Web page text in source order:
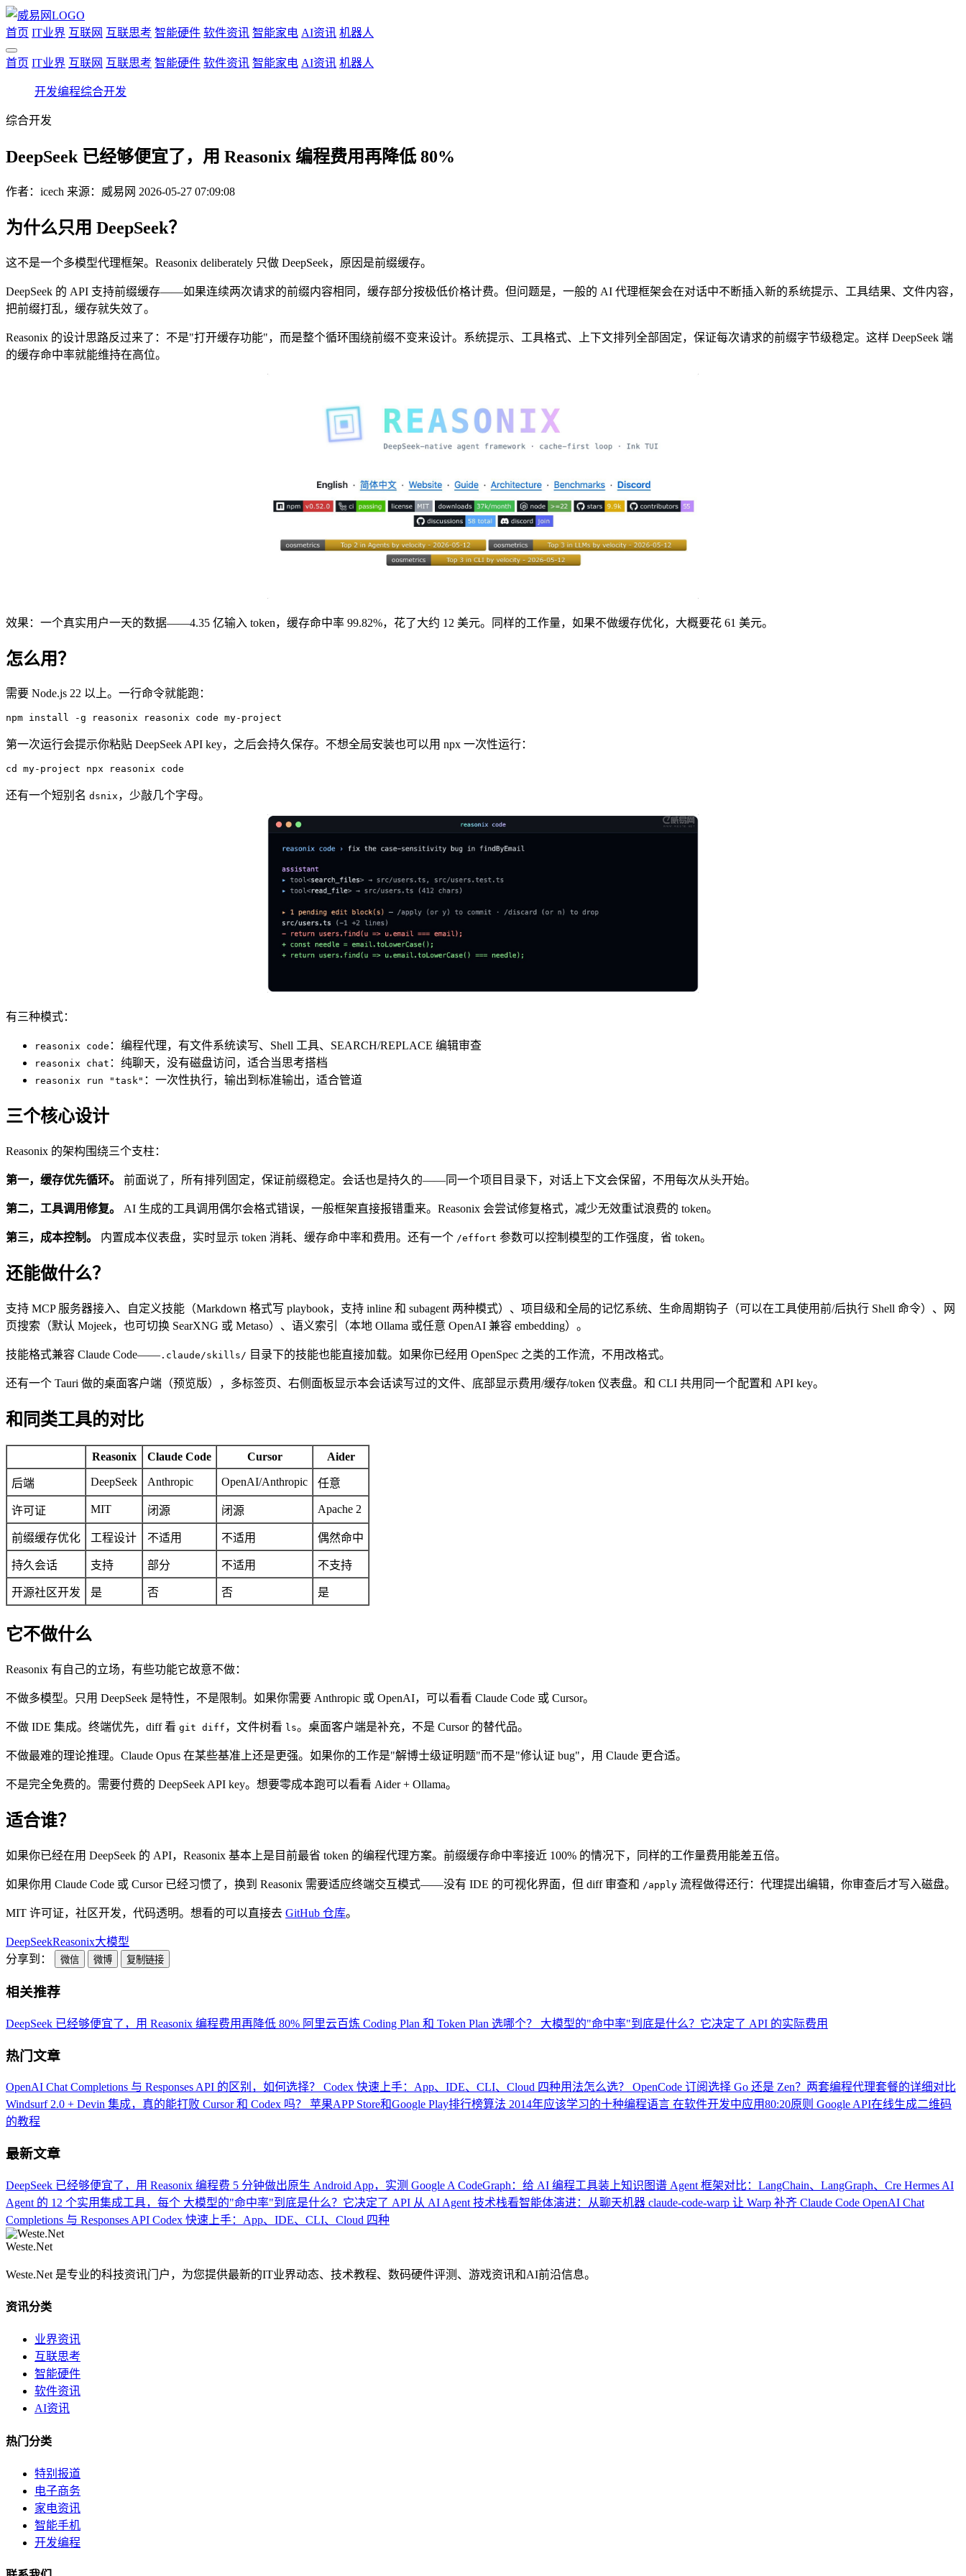
首页 IT业界 互联网 互联思考 智能硬件 软件资讯 智能家电 AI资讯 机器人
首页 IT业界 互联网 互联思考 智能硬件 软件资讯 智能家电 AI资讯 机器人
开发编程综合开发
综合开发
DeepSeek 已经够便宜了，用 Reasonix 编程费用再降低 80%
作者： icech 来源：威易网 2026-05-27 07:09:08
为什么只用 DeepSeek？
这不是一个多模型代理框架。Reasonix deliberately 只做 DeepSeek，原因是前缀缓存。
DeepSeek 的 API 支持前缀缓存——如果连续两次请求的前缀内容相同，缓存部分按极低价格计费。但问题是，一般的 AI 代理框架会在对话中不断插入新的系统提示、工具结果、文件内容，
把前缀打乱，缓存就失效了。
Reasonix 的设计思路反过来了：不是"打开缓存功能"，而是整个循环围绕前缀不变来设计。系统提示、工具格式、上下文排列全部固定，保证每次请求的前缀字节级稳定。这样 DeepSeek 端
的缓存命中率就能维持在高位。
效果：一个真实用户一天的数据——4.35 亿输入 token，缓存命中率 99.82%，花了大约 12 美元。同样的工作量，如果不做缓存优化，大概要花 61 美元。
怎么用？
需要 Node.js 22 以上。一行命令就能跑：
npm install -g reasonix reasonix code my-project
第一次运行会提示你粘贴 DeepSeek API key，之后会持久保存。不想全局安装也可以用 npx 一次性运行：
cd my-project npx reasonix code
还有一个短别名 dsnix ，少敲几个字母。
有三种模式：
reasonix code ：编程代理，有文件系统读写、Shell 工具、SEARCH/REPLACE 编辑审查
reasonix chat ：纯聊天，没有磁盘访问，适合当思考搭档
reasonix run "task" ：一次性执行，输出到标准输出，适合管道
三个核心设计
Reasonix 的架构围绕三个支柱：
第一，缓存优先循环。 前面说了，所有排列固定，保证前缀稳定。会话也是持久的——同一个项目目录下，对话上下文会保留，不用每次从头开始。
第二，工具调用修复。 AI 生成的工具调用偶尔会格式错误，一般框架直接报错重来。Reasonix 会尝试修复格式，减少无效重试浪费的 token。
第三，成本控制。 内置成本仪表盘，实时显示 token 消耗、缓存命中率和费用。还有一个 /effort 参数可以控制模型的工作强度，省 token。
还能做什么？
支持 MCP 服务器接入、自定义技能（Markdown 格式写 playbook，支持 inline 和 subagent 两种模式）、项目级和全局的记忆系统、生命周期钩子（可以在工具使用前/后执行 Shell 命令）、网
页搜索（默认 Mojeek，也可切换 SearXNG 或 Metaso）、语义索引（本地 Ollama 或任意 OpenAI 兼容 embedding）。
技能格式兼容 Claude Code—— .claude/skills/ 目录下的技能也能直接加载。如果你已经用 OpenSpec 之类的工作流，不用改格式。
还有一个 Tauri 做的桌面客户端（预览版），多标签页、右侧面板显示本会话读写过的文件、底部显示费用/缓存/token 仪表盘。和 CLI 共用同一个配置和 API key。
和同类工具的对比
Reasonix Claude Code Cursor Aider
后端 DeepSeek Anthropic OpenAI/Anthropic 任意
许可证 MIT 闭源 闭源 Apache 2
前缀缓存优化 工程设计 不适用 不适用 偶然命中
持久会话 支持 部分 不适用 不支持
开源社区开发 是 否 否 是
它不做什么
Reasonix 有自己的立场，有些功能它故意不做：
不做多模型。只用 DeepSeek 是特性，不是限制。如果你需要 Anthropic 或 OpenAI，可以看看 Claude Code 或 Cursor。
不做 IDE 集成。终端优先，diff 看 git diff ，文件树看 ls。桌面客户端是补充，不是 Cursor 的替代品。
不做最难的理论推理。Claude Opus 在某些基准上还是更强。如果你的工作是"解博士级证明题"而不是"修认证 bug"，用 Claude 更合适。
不是完全免费的。需要付费的 DeepSeek API key。想要零成本跑可以看看 Aider + Ollama。
适合谁？
如果你已经在用 DeepSeek 的 API，Reasonix 基本上是目前最省 token 的编程代理方案。前缀缓存命中率接近 100% 的情况下，同样的工作量费用能差五倍。
如果你用 Claude Code 或 Cursor 已经习惯了，换到 Reasonix 需要适应终端交互模式——没有 IDE 的可视化界面，但 diff 审查和 /apply 流程做得还行：代理提出编辑，你审查后才写入磁盘。
MIT 许可证，社区开发，代码透明。想看的可以直接去 GitHub 仓库。
DeepSeekReasonix大模型
分享到：
微信 微博 复制链接
相关推荐
DeepSeek 已经够便宜了，用 Reasonix 编程费用再降低 80% 阿里云百炼 Coding Plan 和 Token Plan 选哪个？ 大模型的"命中率"到底是什么？它决定了 API 的实际费用
热门文章
OpenAI Chat Completions 与 Responses API 的区别，如何选择？ Codex 快速上手：App、IDE、CLI、Cloud 四种用法怎么选？
OpenCode 订阅选择 Go 还是 Zen？两套编程代理套餐的详细对比
Windsurf 2.0 + Devin 集成，真的能打败 Cursor 和 Codex 吗？
苹果APP Store和Google Play排行榜算法 2014年应该学习的十种编程语言 在软件开发中应用80:20原则 Google API在线生成二维码
的教程
最新文章
DeepSeek 已经够便宜了，用 Reasonix 编程费 5 分钟做出原生 Android App，实测 Google A CodeGraph：给 AI 编程工具装上知识图谱 Agent 框架对比：LangChain、LangGraph、Cre Hermes AI
Agent 的 12 个实用集成工具，每个 大模型的"命中率"到底是什么？它决定了 API 从 AI Agent 技术栈看智能体演进：从聊天机器 claude-code-warp 让 Warp 补齐 Claude Code OpenAI Chat
Completions 与 Responses API Codex 快速上手：App、IDE、CLI、Cloud 四种
Weste.Net
Weste.Net 是专业的科技资讯门户，为您提供最新的IT业界动态、技术教程、数码硬件评测、游戏资讯和AI前沿信息。
资讯分类
业界资讯
互联思考
智能硬件
软件资讯
AI资讯
热门分类
特别报道
电子商务
家电资讯
智能手机
开发编程